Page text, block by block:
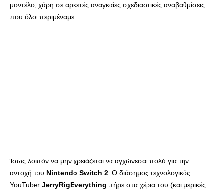
μοντέλο, χάρη σε αρκετές αναγκαίες σχεδιαστικές αναβαθμίσεις
που όλοι περιμέναμε.
Ίσως λοιπόν να μην χρειάζεται να αγχώνεσαι πολύ για την
αντοχή του Nintendo Switch 2 . Ο διάσημος τεχνολογικός
YouTuber JerryRigEverything πήρε στα χέρια του (και μερικές